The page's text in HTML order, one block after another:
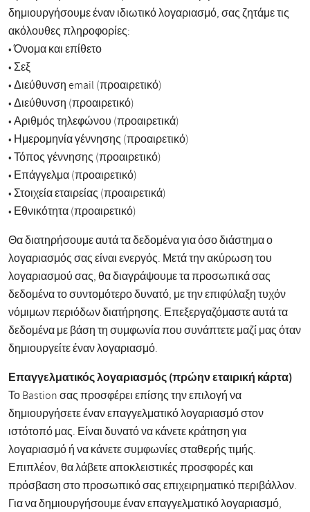
δημιουργήσουμε έναν ιδιωτικό λογαριασμό, σας ζητάμε τις
ακόλουθες πληροφορίες:
• Όνομα και επίθετο
• Σεξ
• Διεύθυνση email (προαιρετικό)
• Διεύθυνση (προαιρετικό)
• Αριθμός τηλεφώνου (προαιρετικά)
• Ημερομηνία γέννησης (προαιρετικό)
• Τόπος γέννησης (προαιρετικό)
• Επάγγελμα (προαιρετικό)
• Στοιχεία εταιρείας (προαιρετικά)
• Εθνικότητα (προαιρετικό)
Θα διατηρήσουμε αυτά τα δεδομένα για όσο διάστημα ο
λογαριασμός σας είναι ενεργός. Μετά την ακύρωση του
λογαριασμού σας, θα διαγράψουμε τα προσωπικά σας
δεδομένα το συντομότερο δυνατό, με την επιφύλαξη τυχόν
νόμιμων περιόδων διατήρησης. Επεξεργαζόμαστε αυτά τα
δεδομένα με βάση τη συμφωνία που συνάπτετε μαζί μας όταν
δημιουργείτε έναν λογαριασμό.
Επαγγελματικός λογαριασμός (πρώην εταιρική κάρτα)
Το Bastion σας προσφέρει επίσης την επιλογή να
δημιουργήσετε έναν επαγγελματικό λογαριασμό στον
ιστότοπό μας. Είναι δυνατό να κάνετε κράτηση για
λογαριασμό ή να κάνετε συμφωνίες σταθερής τιμής.
Επιπλέον, θα λάβετε αποκλειστικές προσφορές και
πρόσβαση στο προσωπικό σας επιχειρηματικό περιβάλλον.
Για να δημιουργήσουμε έναν επαγγελματικό λογαριασμό,